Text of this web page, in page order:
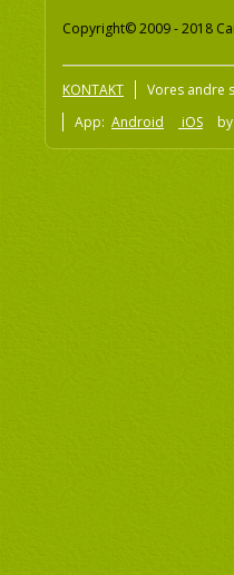
Copyright© 2009 - 2018
KONTAKT Vores andre
App: Android iOS by